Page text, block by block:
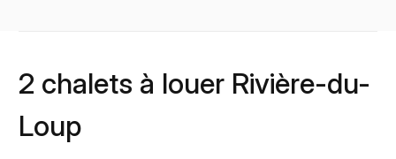
2 chalets à louer Rivière-du-
Loup